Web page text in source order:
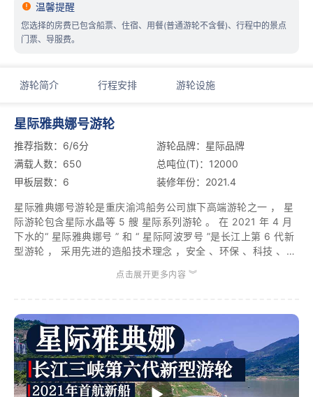
 温馨提醒
您选择的房费已包含船票、住宿、用餐(普通游轮不含餐)、行程中的景点
门票、导服费。
游轮简介 行程安排 游轮设施
星际雅典娜号游轮
推荐指数：6/6分
游轮品牌：星际品牌
满载人数：650
总吨位(T)：12000
甲板层数：6
装修年份：2021.4
星际雅典娜号游轮是重庆渝鸿船务公司旗下高端游轮之一 ， 星
际游轮包含星际水晶等 5 艘 星际系列游轮 。 在 2021 年 4 月
下水的“ 星际雅典娜号 ” 和 “ 星际阿波罗号 ”是长江上第 6 代新
型游轮 ， 采用先进的造船技术理念 ，安全 、环保 、科技 、舒
间，载客量650人，中庭配备2部双向垂直电梯，船内设有自助
点击展开更多内容 ︾